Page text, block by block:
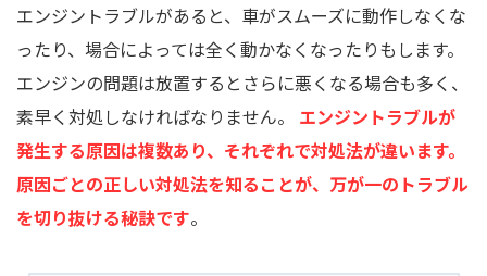
エンジントラブルがあると、車がスムーズに動作しなくな
ったり、場合によっては全く動かなくなったりもします。
エンジンの問題は放置するとさらに悪くなる場合も多く、
素早く対処しなければなりません。 エンジントラブルが
発生する原因は複数あり、それぞれで対処法が違います。
原因ごとの正しい対処法を知ることが、万が一のトラブル
を切り抜ける秘訣です。